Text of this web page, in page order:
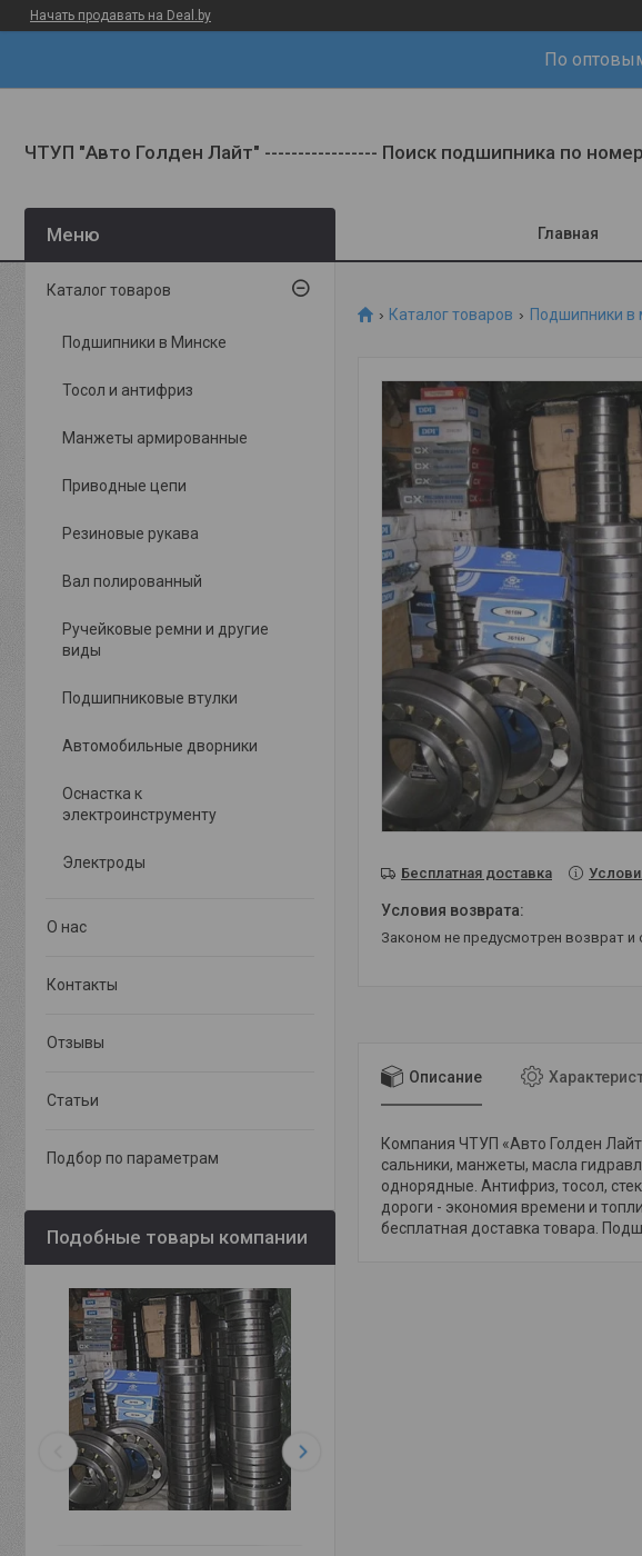
Начать продавать на Deal.by
По
ЧТУП "Авто Голден Лайт" ----------------- Поиск подшипника по
Главная
Каталог товаров Подшипники в
Бесплатная доставка
Законом не предусмотрен возврат
Описание
Компания ЧТУП «Авто Голден
сальники, манжеты, масла
однорядные. Антифриз, тосол,
дороги - экономия времени и
бесплатная доставка товара.
Каталог товаров
Подшипники в Минске
Тосол и антифриз
Манжеты армированные
Приводные цепи
Резиновые рукава
Вал полированный
Ручейковые ремни и другие
виды
Подшипниковые втулки
Автомобильные дворники
Оснастка к
электроинструменту
Электроды
О нас
Контакты
Отзывы
Статьи
Подбор по параметрам
Подобные товары компании